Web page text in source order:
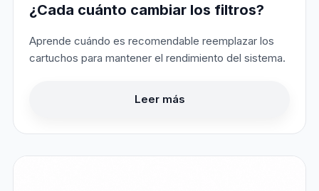
¿Cada cuánto cambiar los filtros?
Aprende cuándo es recomendable reemplazar los
cartuchos para mantener el rendimiento del sistema.
Leer más